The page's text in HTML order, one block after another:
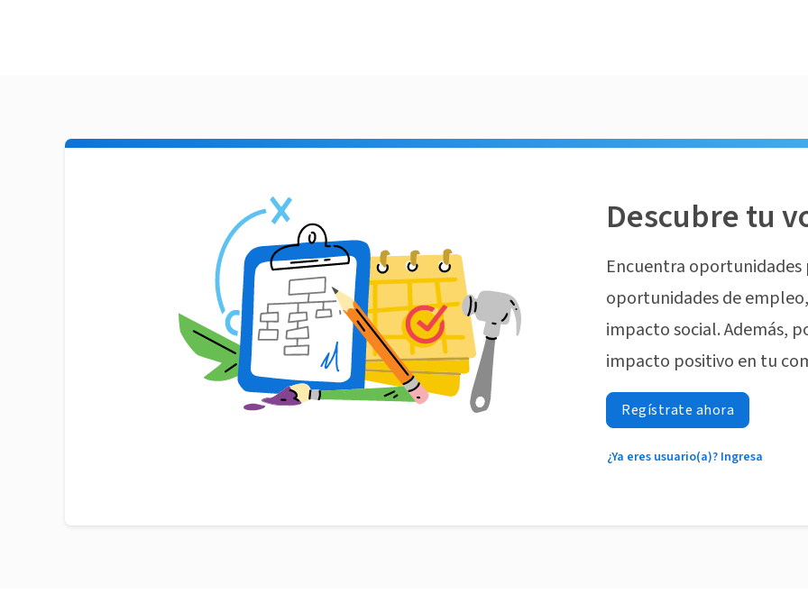
Descubre tu
Encuentra
oportunidades de
impacto social. Además,
impacto positivo en tu
Regístrate ahora
¿Ya eres usuario(a)? Ingresa